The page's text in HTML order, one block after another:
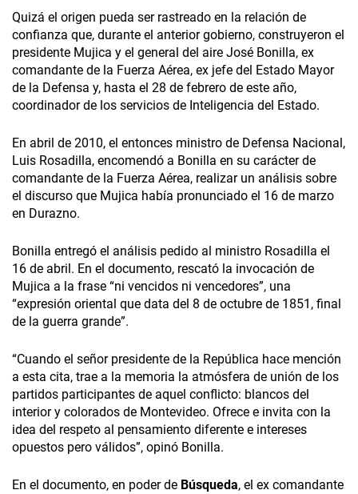
Quizá el origen pueda ser rastreado en la relación de
confianza que, durante el anterior gobierno, construyeron el
presidente Mujica y el general del aire José Bonilla, ex
comandante de la Fuerza Aérea, ex jefe del Estado Mayor
de la Defensa y, hasta el 28 de febrero de este año,
coordinador de los servicios de Inteligencia del Estado.
En abril de 2010, el entonces ministro de Defensa Nacional,
Luis Rosadilla, encomendó a Bonilla en su carácter de
comandante de la Fuerza Aérea, realizar un análisis sobre
el discurso que Mujica había pronunciado el 16 de marzo
en Durazno.
Bonilla entregó el análisis pedido al ministro Rosadilla el
16 de abril. En el documento, rescató la invocación de
Mujica a la frase “ni vencidos ni vencedores”, una
“expresión oriental que data del 8 de octubre de 1851, final
de la guerra grande”.
“Cuando el señor presidente de la República hace mención
a esta cita, trae a la memoria la atmósfera de unión de los
partidos participantes de aquel conflicto: blancos del
interior y colorados de Montevideo. Ofrece e invita con la
idea del respeto al pensamiento diferente e intereses
opuestos pero válidos”, opinó Bonilla.
En el documento, en poder de Búsqueda, el ex comandante